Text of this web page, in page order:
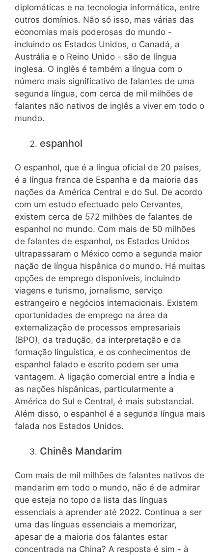
diplomáticas e na tecnologia informática, entre
outros domínios. Não só isso, mas várias das
economias mais poderosas do mundo -
incluindo os Estados Unidos, o Canadá, a
Austrália e o Reino Unido - são de língua
inglesa. O inglês é também a língua com o
número mais significativo de falantes de uma
segunda língua, com cerca de mil milhões de
falantes não nativos de inglês a viver em todo o
mundo.
espanhol
O espanhol, que é a língua oficial de 20 países,
é a língua franca de Espanha e da maioria das
nações da América Central e do Sul. De acordo
com um estudo efectuado pelo Cervantes,
existem cerca de 572 milhões de falantes de
espanhol no mundo. Com mais de 50 milhões
de falantes de espanhol, os Estados Unidos
ultrapassaram o México como a segunda maior
nação de língua hispânica do mundo. Há muitas
opções de emprego disponíveis, incluindo
viagens e turismo, jornalismo, serviço
estrangeiro e negócios internacionais. Existem
oportunidades de emprego na área da
externalização de processos empresariais
(BPO), da tradução, da interpretação e da
formação linguística, e os conhecimentos de
espanhol falado e escrito podem ser uma
vantagem. A ligação comercial entre a Índia e
as nações hispânicas, particularmente a
América do Sul e Central, é mais substancial.
Além disso, o espanhol é a segunda língua mais
falada nos Estados Unidos.
Chinês Mandarim
Com mais de mil milhões de falantes nativos de
mandarim em todo o mundo, não é de admirar
que esteja no topo da lista das línguas
essenciais a aprender até 2022. Continua a ser
uma das línguas essenciais a memorizar,
apesar de a maioria dos falantes estar
concentrada na China? A resposta é sim - à